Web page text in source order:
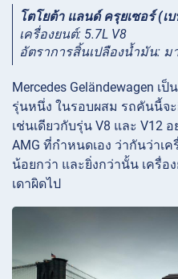
โตโยต้า แลนด์ ครุยเซอร์ (เ
เครื่องยนต์: 5.7L V8
อัตราการสิ้นเปลืองน้ำมัน: ม
Mercedes Geländewagen
รุ่นหนึ่ง ในรอบผสม รถคันนี้จ
เช่นเดียวกับรุ่น V8 และ V12
AMG ที่กำหนดเอง ว่ากันว่าเ
น้อยกว่า และยิ่งกว่านั้น เครื่อ
เดาผิดไป